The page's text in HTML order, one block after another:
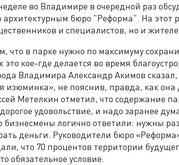
во Владимире в очередной раз
бюро "Реформа". На этот
и специалистов, но и
что в парке нужно по максимуму
это кое-где делается во время
Владимира Александр Акимов сказал,
изюминка», не пояснив, правда, как
Метелкин отметил, что содержание
удовольствие, и надо заранее
бизнесмены логично ответили: нужны
деньги. Руководители бюро
что 70 процентов территории
обязательное условие.